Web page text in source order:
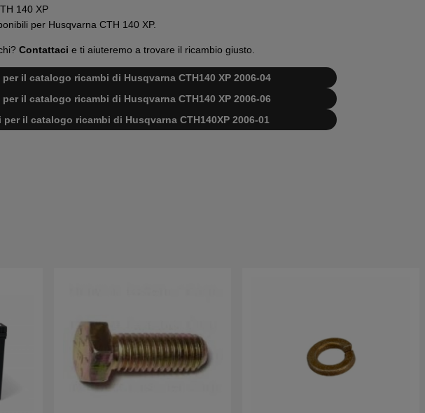
140 XP
per Husqvarna CTH 140 XP.
Contattaci e ti aiuteremo a trovare il ricambio giusto.
il catalogo ricambi di Husqvarna CTH140 XP 2006-04
il catalogo ricambi di Husqvarna CTH140 XP 2006-06
il catalogo ricambi di Husqvarna CTH140XP 2006-01